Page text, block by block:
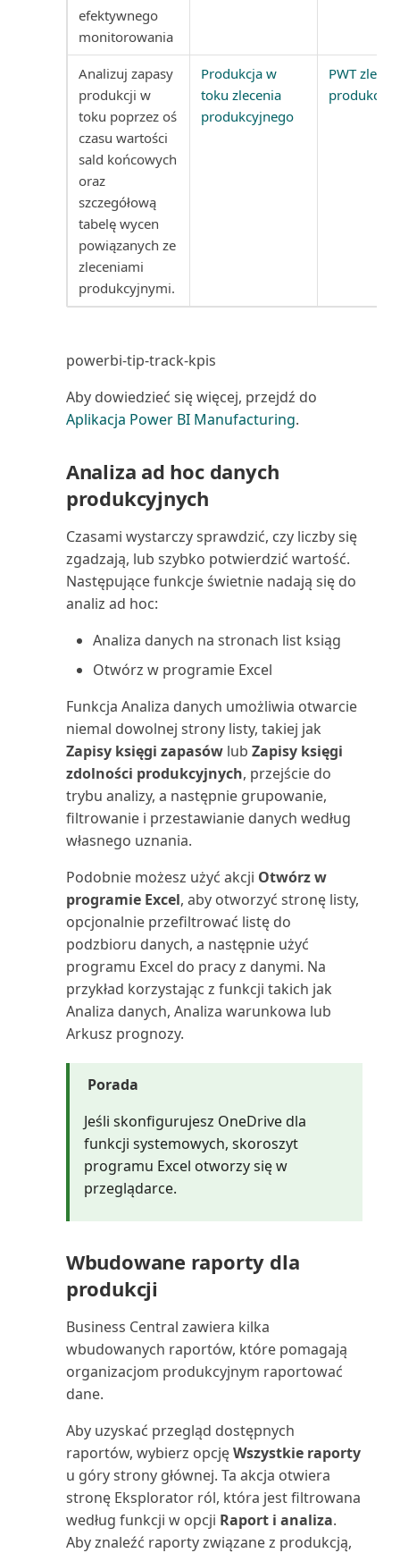
Sprzedaż nabywcy/zapasu
(raport)
Sprzedaż zapasów nabywcom
(raport)
Stan (raport)
Stan wysyłki magazynowej
(raport)
Statystyka sprzedaży (raport)
Statystyka zasobów (raport)
produkcyjnego (raport)
Statystyki zakupów (raport)
ilość (raport)
Struktura wiekowa zapasów:
wartość (raport)
Substytuty zapasów (raport)
projektu (raport)
Szansa sprzedaży: Szczegóły
(raport)
Szczegółowe zestawienie
obrotów i sald (raport)
projektu (raport)
Szczegóły typów kosztów
(raport)
Szczegóły zamówień zapasów
(raport)
Szczegóły środka trwałego
(raport)
Szczegóły środków trwałych
(raport Excel)
Tablica dyspozytora (raport)
(raport)
Transakcje międzyfirmowe
(raport)
Ubezpieczenie: analiza (raport)
wartość ubezpieczona ...
Ubezpieczenie: lista (raport)
Ubezpieczenie: nieubezpieczone
ŚT (raport)
efektywnego
monitorowania
Analizuj zapasy
produkcji w
toku poprzez oś
czasu wartości
sald końcowych
oraz
szczegółową
tabelę wycen
powiązanych ze
zleceniami
produkcyjnymi.
Produkcja w
toku zlecenia
produkcyjnego
PWT
powerbi-tip-track-kpis
Aby dowiedzieć się więcej, przejdź do
Aplikacja Power BI Manufacturing.
Analiza ad hoc danych
produkcyjnych
Czasami wystarczy sprawdzić, czy liczby się
zgadzają, lub szybko potwierdzić wartość.
Następujące funkcje świetnie nadają się do
analiz ad hoc:
Analiza danych na stronach list ksiąg
Otwórz w programie Excel
Funkcja Analiza danych umożliwia otwarcie
niemal dowolnej strony listy, takiej jak
Zapisy księgi zapasówlub Zapisy księgi
zdolności produkcyjnych, przejście do
trybu analizy, a następnie grupowanie,
filtrowanie i przestawianie danych według
własnego uznania.
Podobnie możesz użyć akcji Otwórz w
programie Excel, aby otworzyć stronę listy,
opcjonalnie przefiltrować listę do
podzbioru danych, a następnie użyć
programu Excel do pracy z danymi. Na
przykład korzystając z funkcji takich jak
Analiza danych, Analiza warunkowa lub
Arkusz prognozy.
Porada
Jeśli skonfigurujesz OneDrive dla
funkcji systemowych, skoroszyt
programu Excel otworzy się w
przeglądarce.
Wbudowane raporty dla
produkcji
Business Central zawiera kilka
wbudowanych raportów, które pomagają
organizacjom produkcyjnym raportować
dane.
Aby uzyskać przegląd dostępnych
raportów, wybierz opcjęWszystkie raporty
u góry strony głównej. Ta akcja otwiera
stronę Eksplorator ról, która jest filtrowana
według funkcji w opcji Raport i analiza.
Aby znaleźć raporty związane z produkcją,